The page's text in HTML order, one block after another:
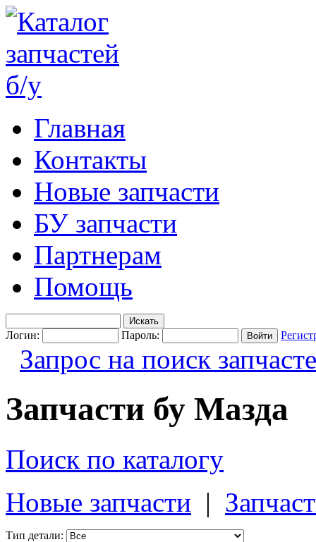
Главная
Контакты
Новые запчасти
БУ запчасти
Партнерам
Помощь
Логин: Пароль:
Запрос на поиск
Запчасти бу Мазда
Поиск по каталогу
Новые запчасти |
Тип детали: